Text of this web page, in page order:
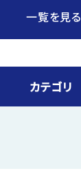
一覧を見る
カテゴリ